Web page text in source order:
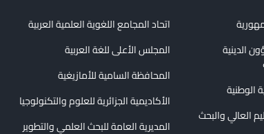
الدينية
الوطنية
العالي والبحث
اتحاد المجامع اللغوية العلمية العربية
المجلس الأعلى للغة العربية
المحافظة السامية للأمازيغية
الأكاديمية الجزائرية للعلوم والتكنولوجيا
المديرية العامة للبحث العلمي والتطوير